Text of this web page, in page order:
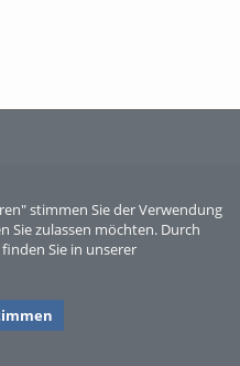
stimmen Sie der Verwendung
Sie zulassen möchten. Durch
Sie in unserer
Sperber